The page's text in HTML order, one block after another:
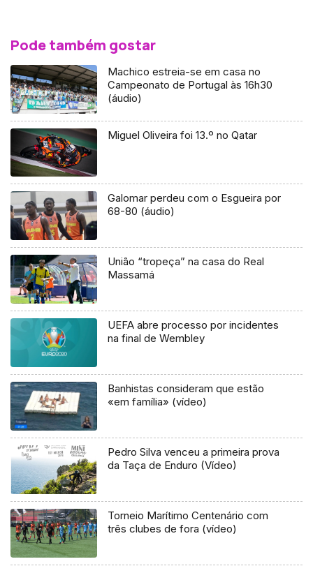
Pode também gostar
Machico estreia-se em casa no
Campeonato de Portugal às 16h30
(áudio)
Miguel Oliveira foi 13.º no Qatar
Galomar perdeu com o Esgueira por
68-80 (áudio)
União “tropeça” na casa do Real
Massamá
UEFA abre processo por incidentes
na final de Wembley
Banhistas consideram que estão
«em família» (vídeo)
Pedro Silva venceu a primeira prova
da Taça de Enduro (Vídeo)
Torneio Marítimo Centenário com
três clubes de fora (vídeo)